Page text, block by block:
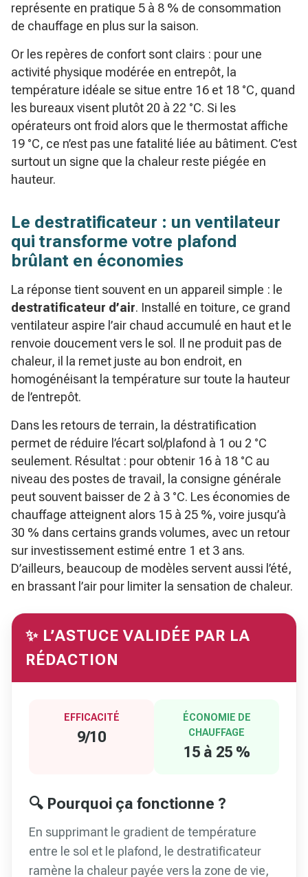
représente en pratique 5 à 8 % de consommation
de chauffage en plus sur la saison.
Or les repères de confort sont clairs : pour une
activité physique modérée en entrepôt, la
température idéale se situe entre 16 et 18 °C, quand
les bureaux visent plutôt 20 à 22 °C. Si les
opérateurs ont froid alors que le thermostat affiche
19 °C, ce n’est pas une fatalité liée au bâtiment. C’est
surtout un signe que la chaleur reste piégée en
hauteur.
Le destratificateur : un ventilateur
qui transforme votre plafond
brûlant en économies
La réponse tient souvent en un appareil simple : le
destratificateur d’air. Installé en toiture, ce grand
ventilateur aspire l’air chaud accumulé en haut et le
renvoie doucement vers le sol. Il ne produit pas de
chaleur, il la remet juste au bon endroit, en
homogénéisant la température sur toute la hauteur
de l’entrepôt.
Dans les retours de terrain, la déstratification
permet de réduire l’écart sol/plafond à 1 ou 2 °C
seulement. Résultat : pour obtenir 16 à 18 °C au
niveau des postes de travail, la consigne générale
peut souvent baisser de 2 à 3 °C. Les économies de
chauffage atteignent alors 15 à 25 %, voire jusqu’à
30 % dans certains grands volumes, avec un retour
sur investissement estimé entre 1 et 3 ans.
D’ailleurs, beaucoup de modèles servent aussi l’été,
en brassant l’air pour limiter la sensation de chaleur.
✨ L’ASTUCE VALIDÉE PAR LA
RÉDACTION
EFFICACITÉ
9/10
ÉCONOMIE DE
CHAUFFAGE
15 à 25 %
🔍 Pourquoi ça fonctionne ?
En supprimant le gradient de température
entre le sol et le plafond, le destratificateur
ramène la chaleur payée vers la zone de vie,